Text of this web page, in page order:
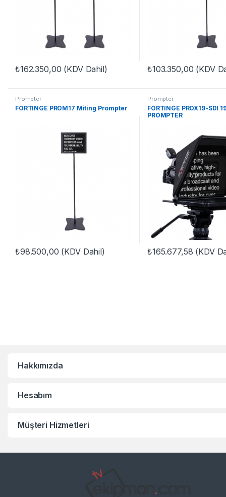
₺162.350,00 (KDV Dahil) ₺103.350,00 (KDV
Prompter
FORTINGE PROM17 Miting Prompter
₺98.500,00 (KDV Dahil)
Prompter
FORTINGE PROX19-SDI
PROMPTER
₺165.677,58 (KDV
Hakkımızda
Hesabım
Müşteri Hizmetleri